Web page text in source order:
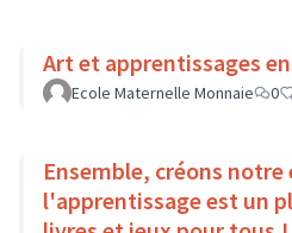
Art et apprentissages
Ecole Maternelle Monnaie 0
Ensemble, créons notre
l'apprentissage est un